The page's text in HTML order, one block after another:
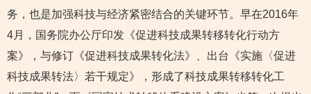
务，也是加强科技与经济紧密结合的关键环节。早在2016年
4月，国务院办公厅印发《促进科技成果转移转化行动方
案》，与修订《促进科技成果转化法》、出台《实施〈促进
科技成果转法〉若干规定》，形成了科技成果转移转化工